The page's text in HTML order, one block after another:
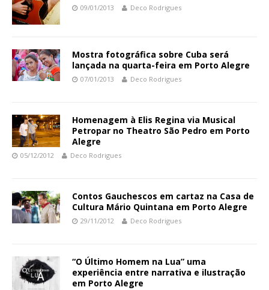
09/01/2013 Deco Rodrigues
Mostra fotográfica sobre Cuba será
lançada na quarta-feira em Porto Alegre
07/01/2013 Deco Rodrigues
Homenagem à Elis Regina via Musical
Petropar no Theatro São Pedro em Porto
Alegre
05/12/2012 Deco Rodrigues
Contos Gauchescos em cartaz na Casa de
Cultura Mário Quintana em Porto Alegre
29/11/2012 Deco Rodrigues
“O Último Homem na Lua” uma
experiência entre narrativa e ilustração
em Porto Alegre